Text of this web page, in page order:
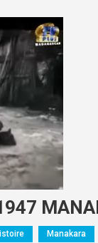
Manakara